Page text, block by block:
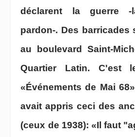
déclarent la guerre -
pardon-. Des barricades
au boulevard Saint-
Quartier Latin. C'est
«Événements de Mai
avait appris ceci des
(ceux de 1938): «Il faut